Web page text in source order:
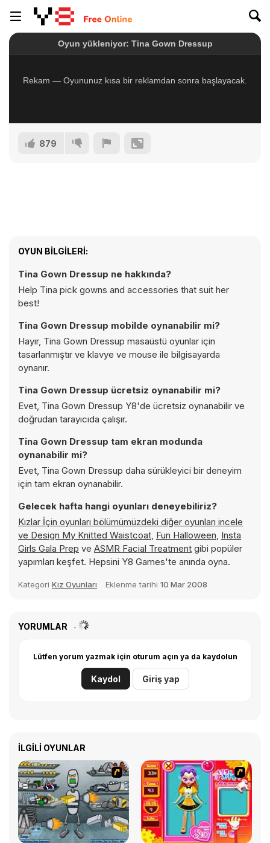
879
OYUN BILGILERI:
Tina Gown Dressup ne hakkında?
Help Tina pick gowns and accessories that suit her
best!
Tina Gown Dressup mobilde oynanabilir mi?
Hayır, Tina Gown Dressup masaüstü oyunlar için
tasarlanmıştır ve klavye ve mouse ile bilgisayarda
oynanır.
Tina Gown Dressup ücretsiz oynanabilir mi?
Evet, Tina Gown Dressup Y8'de ücretsiz oynanabilir ve
doğrudan tarayıcıda çalışır.
Tina Gown Dressup tam ekran modunda
oynanabilir mi?
Evet, Tina Gown Dressup daha sürükleyici bir deneyim
için tam ekran oynanabilir.
Gelecek hafta hangi oyunları deneyebiliriz?
Kızlar İçin oyunları bölümümüzdeki diğer oyunları incele
ve Design My Knitted Waistcoat, Fun Halloween, Insta
Girls Gala Prep ve ASMR Facial Treatment gibi popüler
yapımları keşfet. Hepsini Y8 Games'te anında oyna.
Kategori Kız Oyunları Eklenme tarihi 10 Mar 2008
YORUMLAR
Lütfen yorum yazmak için oturum açın ya da kaydolun
Kaydol Giriş yap
İLGILI OYUNLAR